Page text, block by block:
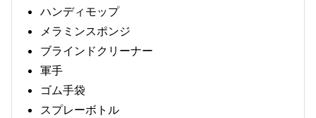
ハンディモップ
メラミンスポンジ
ブラインドクリーナー
軍手
ゴム手袋
スプレーボトル